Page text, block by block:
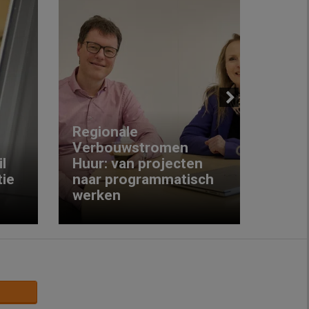
Regionale
Verbouwstromen
Huur: van projecten
naar programmatisch
werken
Next